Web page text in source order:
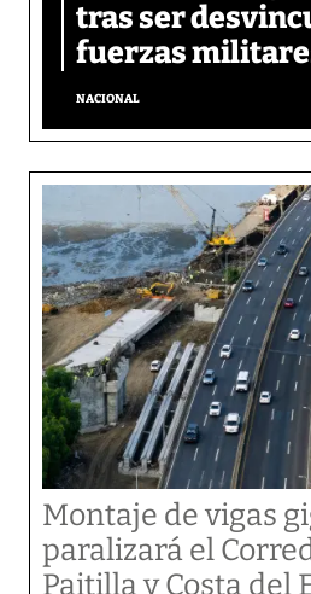
tras ser
fuerzas
NACIONAL
Montaje de vigas
paralizará el
Paitilla y Costa del